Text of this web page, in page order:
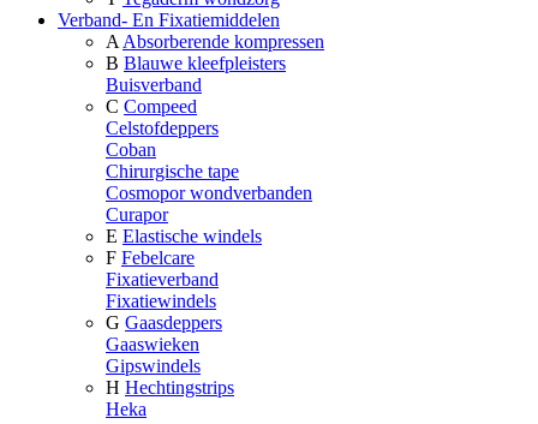
Verband- En Fixatiemiddelen
A Absorberende kompressen
B Blauwe kleefpleisters
Buisverband
C Compeed
Celstofdeppers
Coban
Chirurgische tape
Cosmopor wondverbanden
Curapor
E Elastische windels
F Febelcare
Fixatieverband
Fixatiewindels
G Gaasdeppers
Gaaswieken
Gipswindels
H Hechtingstrips
Heka